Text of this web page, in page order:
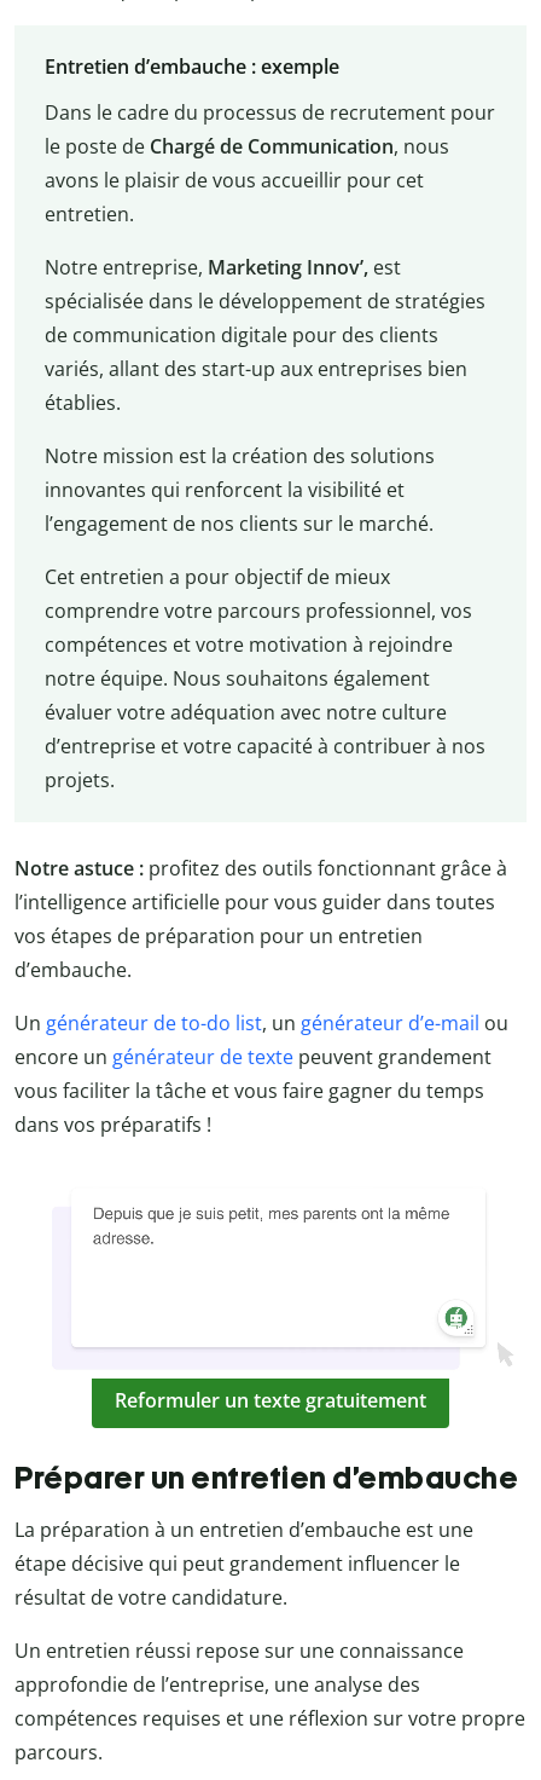
Entretien d’embauche : exemple
Dans le cadre du processus de recrutement pour
le poste de Chargé de Communication, nous
avons le plaisir de vous accueillir pour cet
entretien.
Notre entreprise, Marketing Innov’,est
spécialisée dans le développement de stratégies
de communication digitale pour des clients
variés, allant des start-up aux entreprises bien
établies.
Notre mission est la création des solutions
innovantes qui renforcent la visibilité et
l’engagement de nos clients sur le marché.
Cet entretien a pour objectif de mieux
comprendre votre parcours professionnel, vos
compétences et votre motivation à rejoindre
notre équipe. Nous souhaitons également
évaluer votre adéquation avec notre culture
d’entreprise et votre capacité à contribuer à nos
projets.
Notre astuce : profitez des outils fonctionnant grâce à
l’intelligence artificielle pour vous guider dans toutes
vos étapes de préparation pour un entretien
d’embauche.
Un générateur de to-do list, un générateur d’e-mail ou
encore un générateur de texte peuvent grandement
vous faciliter la tâche et vous faire gagner du temps
dans vos préparatifs !
Reformuler un texte gratuitement
Préparer un entretien d’embauche
La préparation à un entretien d’embauche est une
étape décisive qui peut grandement influencer le
résultat de votre candidature.
Un entretien réussi repose sur une connaissance
approfondie de l’entreprise, une analyse des
compétences requises et une réflexion sur votre propre
parcours.